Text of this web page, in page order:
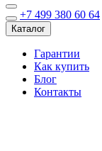
+7 499 380 60 64
Каталог
Гарантии
Как купить
Блог
Контакты